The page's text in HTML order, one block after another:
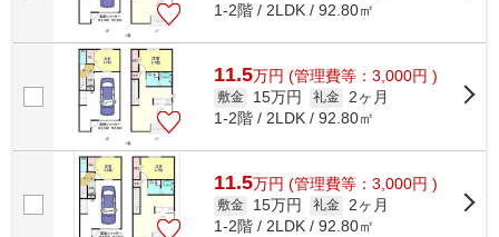
1-2階 / 2LDK / 92.80㎡
11.5万円 (管理費等：3,000円 )
敷金 15万円 礼金 2ヶ月
1-2階 / 2LDK / 92.80㎡
11.5万円 (管理費等：3,000円 )
敷金 15万円 礼金 2ヶ月
1-2階 / 2LDK / 92.80㎡